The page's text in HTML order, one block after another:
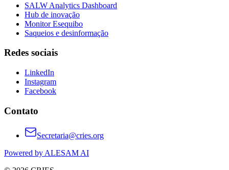
SALW Analytics Dashboard
Hub de inovação
Monitor Esequibo
Saqueios e desinformação
Redes sociais
LinkedIn
Instagram
Facebook
Contato
Secretaria@cries.org
Powered by ALESAM AI